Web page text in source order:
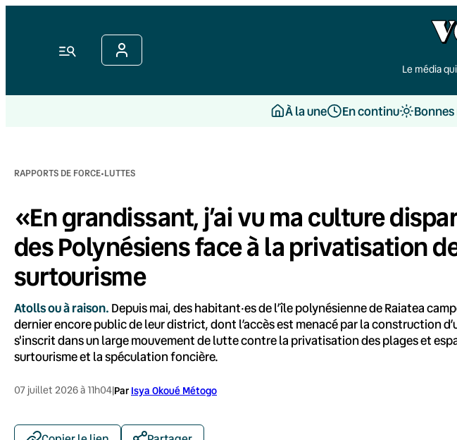
Menu
Le média
À la une En continu
RAPPORTS DE FORCE·LUTTES
«En grandissant, j’ai vu ma culture
des Polynésiens face à la privatisation
surtourisme
Atolls ou à raison. Depuis mai, des habitant·es de l’île polynésienne de Raiatea
dernier encore public de leur district, dont l’accès est menacé par la construction
s'inscrit dans un large mouvement de lutte contre la privatisation des plages et
surtourisme et la spéculation foncière.
07 juillet 2026 à 11h04|Par Isya Okoué Métogo